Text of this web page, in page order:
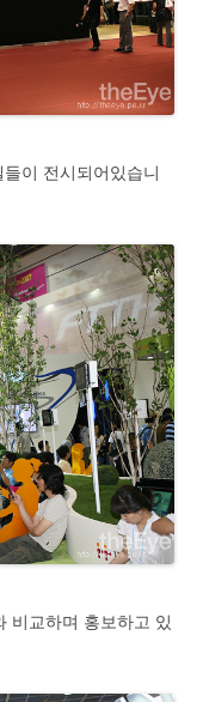
이 전시되어있습니
비교하며 홍보하고 있